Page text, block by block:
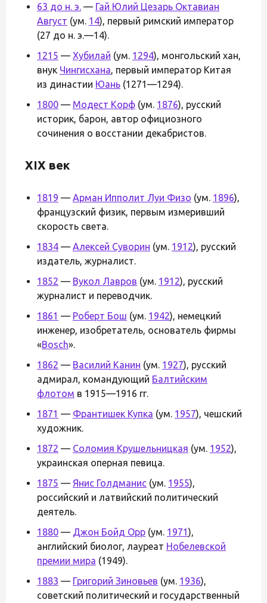
63 до н. э. — Гай Юлий Цезарь Октавиан
Август (ум. 14), первый римский император
(27 до н. э.—14).
1215 — Хубилай (ум. 1294), монгольский хан,
внук Чингисхана, первый император Китая
из династии Юань (1271—1294).
1800 — Модест Корф (ум. 1876), русский
историк, барон, автор официозного
сочинения о восстании декабристов.
XIX век
1819 — Арман Ипполит Луи Физо (ум. 1896),
французский физик, первым измеривший
скорость света.
1834 — Алексей Суворин (ум. 1912), русский
издатель, журналист.
1852 — Вукол Лавров (ум. 1912), русский
журналист и переводчик.
1861 — Роберт Бош (ум. 1942), немецкий
инженер, изобретатель, основатель фирмы
«Bosch».
1862 — Василий Канин (ум. 1927), русский
адмирал, командующий Балтийским
флотом в 1915—1916 гг.
1871 — Франтишек Купка (ум. 1957), чешский
художник.
1872 — Соломия Крушельницкая (ум. 1952),
украинская оперная певица.
1875 — Янис Голдманис (ум. 1955),
российский и латвийский политический
деятель.
1880 — Джон Бойд Орр (ум. 1971),
английский биолог, лауреат Нобелевской
премии мира (1949).
1883 — Григорий Зиновьев (ум. 1936),
советский политический и государственный